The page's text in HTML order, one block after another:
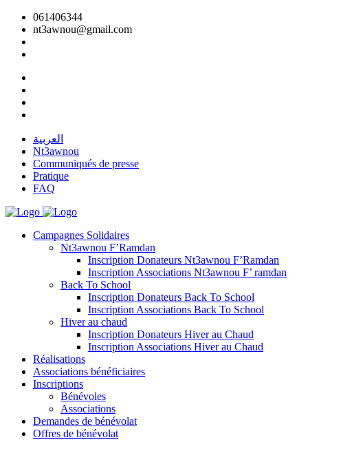
061406344
nt3awnou@gmail.com
العربية
Nt3awnou
Communiqués de presse
Pratique
FAQ
Campagnes Solidaires
Nt3awnou F’Ramdan
Inscription Donateurs Nt3awnou F’Ramdan
Inscription Associations Nt3awnou F’ ramdan
Back To School
Inscription Donateurs Back To School
Inscription Associations Back To School
Hiver au chaud
Inscription Donateurs Hiver au Chaud
Inscription Associations Hiver au Chaud
Réalisations
Associations bénéficiaires
Inscriptions
Bénévoles
Associations
Demandes de bénévolat
Offres de bénévolat